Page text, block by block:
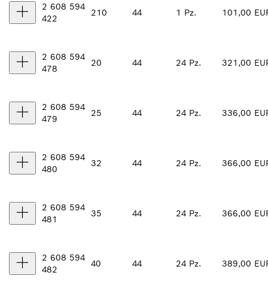
2 608 594
422
210 44 1 Pz. 101,00
2 608 594
478
20 44 24 Pz. 321,00
2 608 594
479
25 44 24 Pz. 336,00
2 608 594
480
32 44 24 Pz. 366,00
2 608 594
481
35 44 24 Pz. 366,00
2 608 594
482
40 44 24 Pz. 389,00